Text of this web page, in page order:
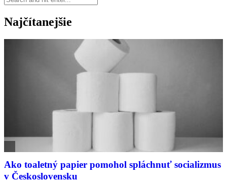
Najčítanejšie
Ako toaletný papier pomohol spláchnuť socializmus
v Československu